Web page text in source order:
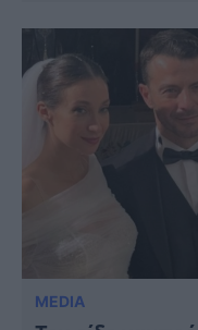
MEDIA